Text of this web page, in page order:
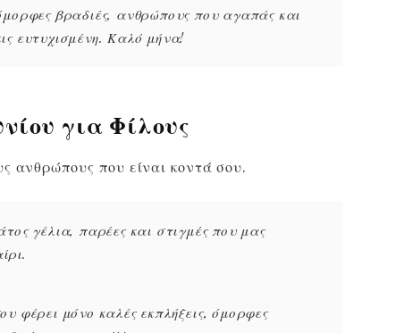
βραδιές, ανθρώπους που αγαπάς και
ευτυχισμένη. Καλό μήνα!
για Φίλους
ανθρώπους που είναι κοντά σου.
γέλια, παρέες και στιγμές που μας
φέρει μόνο καλές εκπλήξεις, όμορφες